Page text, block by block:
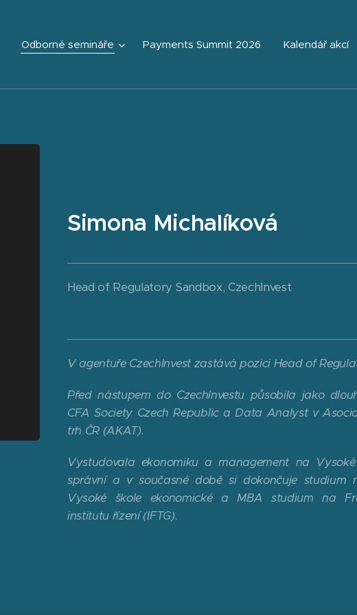
Odborné semináře Payments Summit 2026 Kalendář akcí
Simona Michalíková
Head of Regulatory Sandbox, CzechInvest
V agentuře CzechInvest zastává pozici Head of
Před nástupem do CzechInvestu působila jako
CFA Society Czech Republic a Data Analyst v
trh ČR (AKAT).
Vystudovala ekonomiku a management na
správní a v současné době si dokončuje studium
Vysoké škole ekonomické a MBA studium na
institutu řízení (IFTG).